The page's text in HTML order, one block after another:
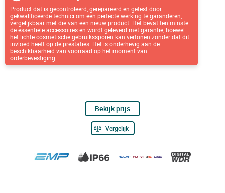
Product dat is gecontroleerd, gerepareerd en getest door
gekwalificeerde technici om een perfecte werking te garanderen,
vergelijkbaar met die van een nieuw product. Het bevat ten minste
de essentiële accessoires en wordt geleverd met garantie, hoewel
het lichte cosmetische gebruikssporen kan vertonen zonder dat dit
invloed heeft op de prestaties. Het is onderhevig aan de
beschikbaarheid van voorraad op het moment van
orderbevestiging.
Bekijk prijs
Vergelijk